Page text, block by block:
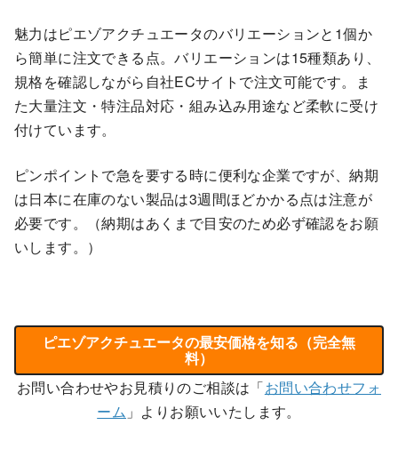
魅力はピエゾアクチュエータのバリエーションと1個か
ら簡単に注文できる点。バリエーションは15種類あり、
規格を確認しながら自社ECサイトで注文可能です。ま
た大量注文・特注品対応・組み込み用途など柔軟に受け
付けています。
ピンポイントで急を要する時に便利な企業ですが、納期
は日本に在庫のない製品は3週間ほどかかる点は注意が
必要です。（納期はあくまで目安のため必ず確認をお願
いします。）
ピエゾアクチュエータの最安価格を知る（完全無
料）
お問い合わせやお見積りのご相談は「お問い合わせフォ
ーム 」よりお願いいたします。